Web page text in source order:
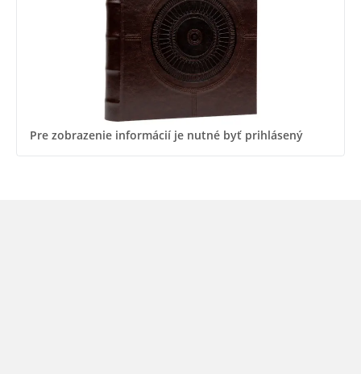
Pre zobrazenie informácií je nutné byť prihlásený